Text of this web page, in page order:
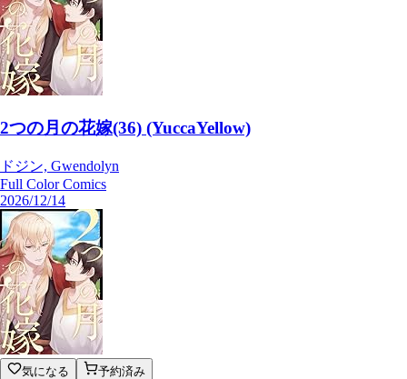
2つの月の花嫁(36) (YuccaYellow)
ドジン, Gwendolyn
Full Color Comics
2026/12/14
気になる 予約済み